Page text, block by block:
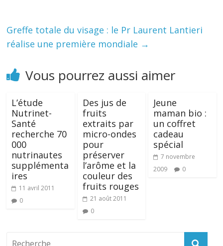
Greffe totale du visage : le Pr Laurent Lantieri
réalise une première mondiale →
Vous pourrez aussi aimer
L’étude
Nutrinet-
Santé
recherche 70
000
nutrinautes
supplémenta
ires
11 avril 2011
0
Des jus de
fruits
extraits par
micro-ondes
pour
préserver
l’arôme et la
couleur des
fruits rouges
21 août 2011
0
Jeune
maman bio :
un coffret
cadeau
spécial
7 novembre
2009
0